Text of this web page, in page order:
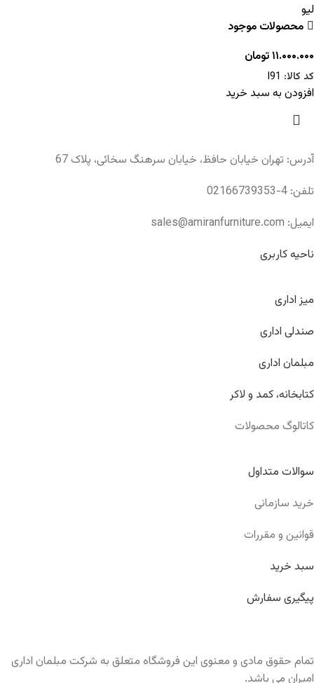
لیو
محصولات موجود
۱۱.۰۰۰.۰۰۰تومان
کد کالا: I91
افزودن به سبد خرید
آدرس: تهران خیابان حافظ، خیابان سرهنگ سخائی، پلاک 67
تلفن: 4-02166739353
ایمیل: sales@amiranfurniture.com
ناحیه کاربری
میز اداری
صندلی اداری
مبلمان اداری
کتابخانه، کمد و لاکر
کاتالوگ محصولات
سوالات متداول
خرید سازمانی
قوانین و مقررات
سبد خرید
پیگیری سفارش
تمام حقوق مادی و معنوی این فروشگاه متعلق به شرکت مبلمان اداری
امیران می باشد.